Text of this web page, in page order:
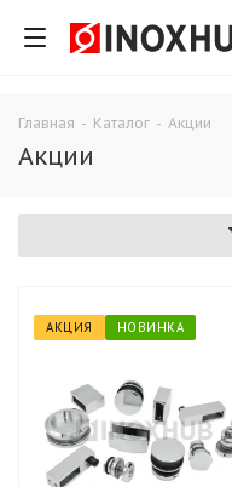
Главная - Каталог - Акции
Акции
АКЦИЯ НОВИНКА